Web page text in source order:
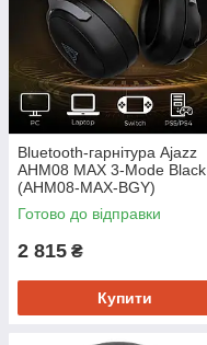
Bluetooth-гарнітура Ajazz
AHM08 MAX 3-Mode Black
(AHM08-MAX-BGY)
Готово до відправки
2 815 ₴
Купити